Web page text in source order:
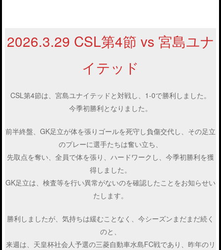
2026.3.29 CSL第4節 vs 宮島ユナ
イテッド
CSL第4節は、宮島ユナイテッドと対戦し、1-0で勝利しました。
今季初勝利となりました。
前半終盤、GK足立が体を張りゴールを死守し負傷交代し、その足立
のプレーに選手たちは奮い立ち、
先取点を奪い、全員で体を張り、ハードワークし、今季初勝利を獲
得しました。
GK足立は、検査等を行い異常がないのを確認したことをお知らせい
たします。
勝利しましたが、気持ちは緩むことなく、今シーズンまだまだ続く
のと、
来週は、天皇杯社会人予選の三菱自動車水島FC戦であり、昨年のリ